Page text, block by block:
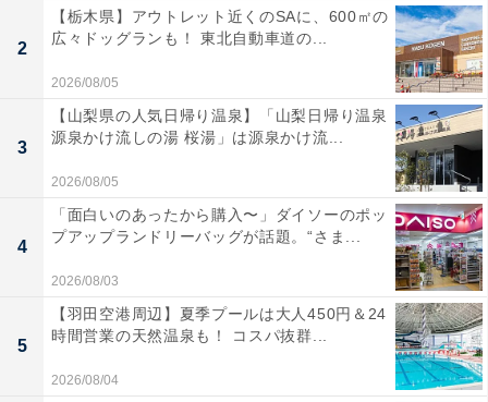
2
【栃木県】アウトレット近くのSAに、600㎡の
広々ドッグランも！ 東北自動車道の...
2026/08/05
3
【山梨県の人気日帰り温泉】「山梨日帰り温泉
源泉かけ流しの湯 桜湯」は源泉かけ流...
2026/08/05
4
「面白いのあったから購入〜」ダイソーのポッ
プアップランドリーバッグが話題。“さま...
2026/08/03
5
【羽田空港周辺】夏季プールは大人450円＆24
時間営業の天然温泉も！ コスパ抜群...
2026/08/04